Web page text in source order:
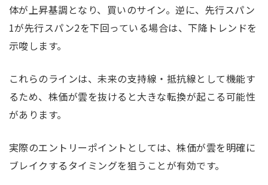
体が上昇基調となり、買いのサイン。逆に、先行スパン
1が先行スパン2を下回っている場合は、下降トレンドを
示唆します。
これらのラインは、未来の支持線・抵抗線として機能す
るため、株価が雲を抜けると大きな転換が起こる可能性
があります。
実際のエントリーポイントとしては、株価が雲を明確に
ブレイクするタイミングを狙うことが有効です。